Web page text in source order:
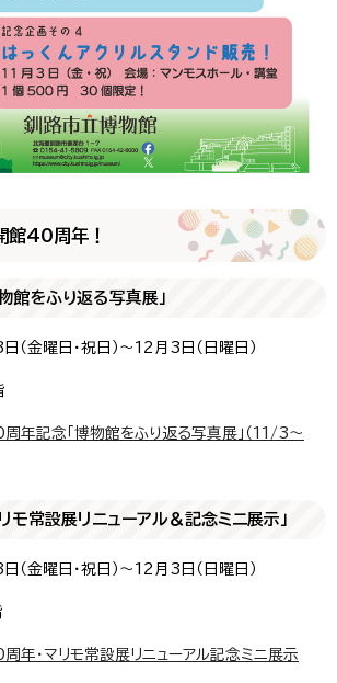
館40周年！
館をふり返る写真展」
金曜日・祝日）～12月3日（日曜日）
周年記念「博物館をふり返る写真展」（11/3～
モ常設展リニューアル＆記念ミニ展示」
金曜日・祝日）～12月3日（日曜日）
周年・マリモ常設展リニューアル記念ミニ展示